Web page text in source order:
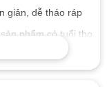
giản, dễ tháo ráp
phẩm có tuổi thọ
trình sử dụng
hư hỏng.